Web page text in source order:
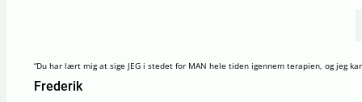
“Du har lært mig at sige JEG i stedet for MAN hele tiden igennem terapien, og jeg
Frederik